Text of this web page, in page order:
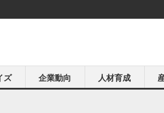
ズ 企業動向 人材育成